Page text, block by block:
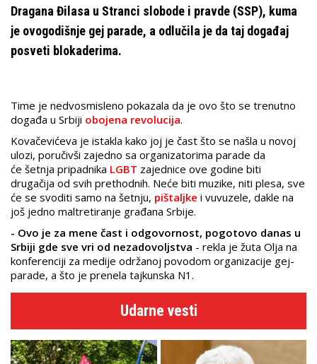
Dragana Đilasa u Stranci slobode i pravde (SSP), kuma
je ovogodišnje gej parade, a odlučila je da taj događaj
posveti blokaderima.
Time je nedvosmisleno pokazala da je ovo što se trenutno
događa u Srbiji obojena revolucija.
Kovačevićeva je istakla kako joj je čast što se našla u novoj
ulozi, poručivši zajedno sa organizatorima parade da
će šetnja pripadnika LGBT zajednice ove godine biti
drugačija od svih prethodnih. Neće biti muzike, niti plesa, sve
će se svoditi samo na šetnju, pištaljke i vuvuzele, dakle na
još jedno maltretiranje građana Srbije.
- Ovo je za mene čast i odgovornost, pogotovo danas u
Srbiji gde sve vri od nezadovoljstva - rekla je žuta Olja na
konferenciji za medije održanoj povodom organizacije gej-
parade, a što je prenela tajkunska N1.
Udarne vesti